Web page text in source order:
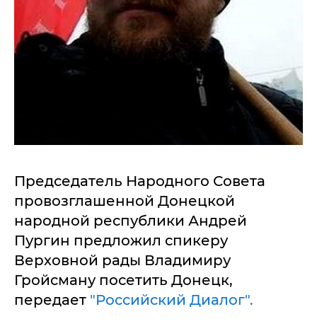
Председатель Народного Совета
провозглашенной Донецкой
народной республики Андрей
Пургин предложил спикеру
Верховной рады Владимиру
Гройсману посетить Донецк,
передает "Российский Диалог".